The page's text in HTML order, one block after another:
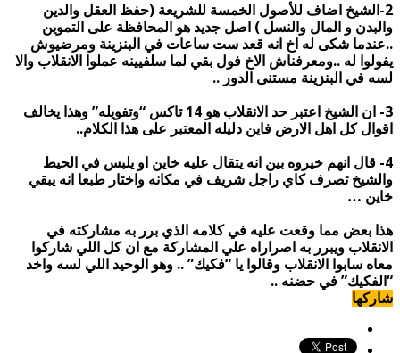
2-الشيخ اضاف للأصول الخمسة للشريعة (حفظ العقل والدين
والبدن و المال والنسل ) اصل جديد هو المحافظة على التموين
..عندما شكى له اخ انه قعد ست ساعات في البنزينة ومرضيوش
يفولوا له ..ومعرفناش الاخ فول بقي لما سلفيينه عملوا الانقلاب والا
لسه في البنزينة مستنى الدور ..
3- ان الشيخ اعتبر حد الانقلاب هو 14 تاكس “وتفويله” وهذا يخالف
اقوال كل اهل الارض فاين دليله المعتبر على هذا الكلام..
4- قال انهم خيروه بين انه يتقال عليه خاين او يلبس في الحيط
والشيخ تصرف كاي راجل شريف في مكانه واختار طبعا انه يبقي
خاين …
هذا بعض مما وقعت عليه في كلامه الذي برر به مشاركته في
الانقلاب ويبرر به اصراراه علي المشاركة مع ان كل اللي شاركوا
معاه سابوا الانقلاب وقالوا يا “فكيك” .. وهو الوحيد اللي لسه واخد
“الفكيك” في حضنه ..
شاركها